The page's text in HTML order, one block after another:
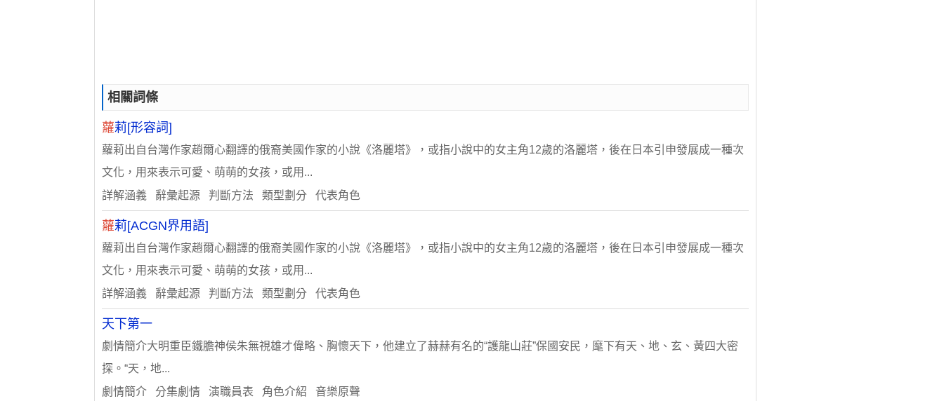
相關詞條
蘿莉[形容詞]
蘿莉出自台灣作家趙爾心翻譯的俄裔美國作家的小說《洛麗塔》，或指小說中的女主角12歲的洛麗塔，後在日本引申發展成一種次
文化，用來表示可愛、萌萌的女孩，或用...
詳解涵義 辭彙起源 判斷方法 類型劃分 代表角色
蘿莉[ACGN界用語]
蘿莉出自台灣作家趙爾心翻譯的俄裔美國作家的小說《洛麗塔》，或指小說中的女主角12歲的洛麗塔，後在日本引申發展成一種次
文化，用來表示可愛、萌萌的女孩，或用...
詳解涵義 辭彙起源 判斷方法 類型劃分 代表角色
天下第一
劇情簡介大明重臣鐵膽神侯朱無視雄才偉略、胸懷天下，他建立了赫赫有名的“護龍山莊”保國安民，麾下有天、地、玄、黃四大密
探。“天，地...
劇情簡介 分集劇情 演職員表 角色介紹 音樂原聲